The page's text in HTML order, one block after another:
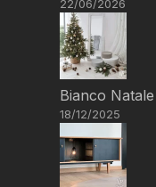
22/06/2026
Bianco
18/12/2025